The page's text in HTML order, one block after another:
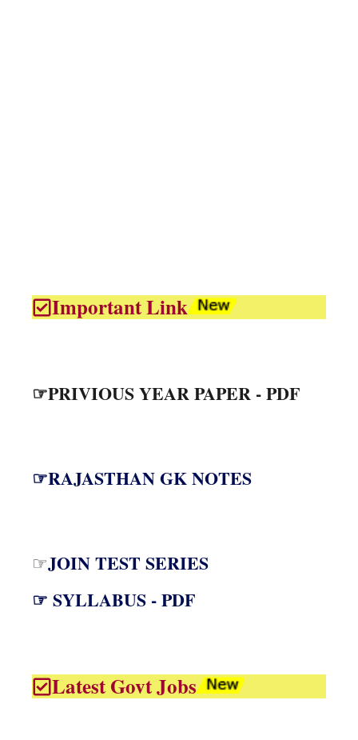
Important Link
☞PRIVIOUS YEAR PAPER - PDF
☞RAJASTHAN GK NOTES
☞JOIN TEST SERIES
☞ SYLLABUS - PDF
Latest Govt Jobs